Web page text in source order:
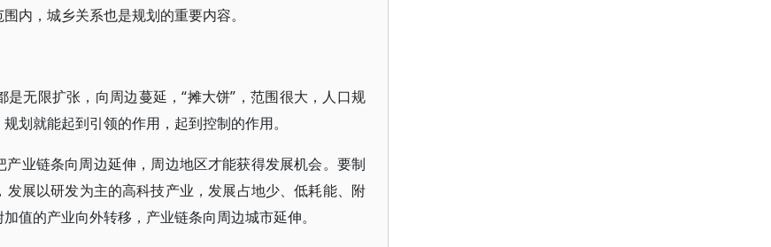
内，城乡关系也是规划的重要内容。
无限扩张，向周边蔓延，“摊大饼”，范围很大，人口规
划就能起到引领的作用，起到控制的作用。
业链条向周边延伸，周边地区才能获得发展机会。要制
展以研发为主的高科技产业，发展占地少、低耗能、附
值的产业向外转移，产业链条向周边城市延伸。